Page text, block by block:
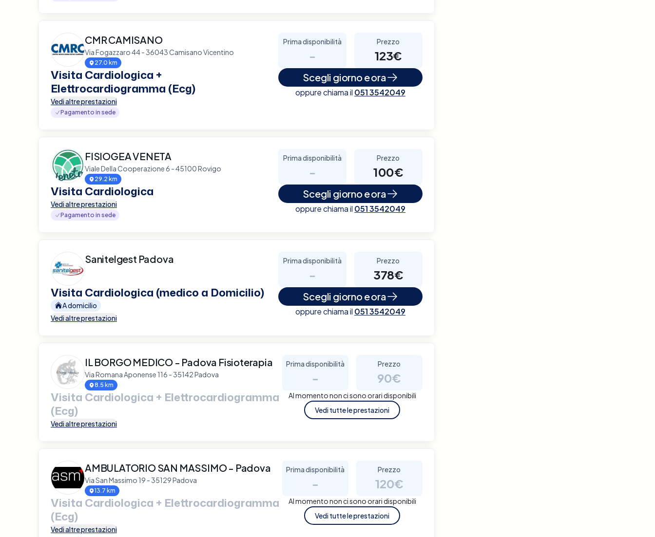
CMR CAMISANO
Via Fogazzaro 44 - 36043 Camisano Vicentino
27.0 km
Visita Cardiologica +
Elettrocardiogramma (Ecg)
Vedi altre prestazioni
Pagamento in sede
Prima disponibilità
-
Prezzo
123€
Scegli giorno e ora
oppure chiama il 051 3542049
FISIOGEA VENETA
Viale Della Cooperazione 6 - 45100 Rovigo
29.2 km
Visita Cardiologica
Vedi altre prestazioni
Pagamento in sede
Prima disponibilità
-
Prezzo
100€
Scegli giorno e ora
oppure chiama il 051 3542049
Sanitelgest Padova
Visita Cardiologica (medico a Domicilio)
A domicilio
Vedi altre prestazioni
Prima disponibilità
-
Prezzo
378€
Scegli giorno e ora
oppure chiama il 051 3542049
IL BORGO MEDICO - Padova Fisioterapia
Via Romana Aponense 116 - 35142 Padova
8.5 km
Visita Cardiologica + Elettrocardiogramma
(Ecg)
Vedi altre prestazioni
Prima disponibilità
-
Prezzo
90€
Al momento non ci sono orari disponibili
Vedi tutte le prestazioni
AMBULATORIO SAN MASSIMO - Padova
Via San Massimo 19 - 35129 Padova
13.7 km
Visita Cardiologica + Elettrocardiogramma
(Ecg)
Vedi altre prestazioni
Prima disponibilità
-
Prezzo
120€
Al momento non ci sono orari disponibili
Vedi tutte le prestazioni